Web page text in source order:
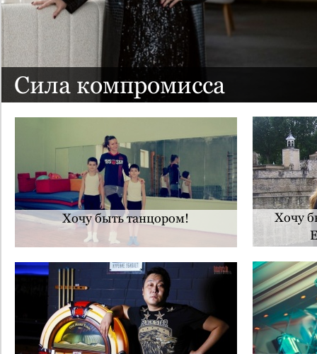
Сила компромисса
Хочу быть танцором!
Хочу